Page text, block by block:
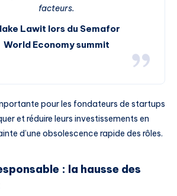
facteurs.
Lawit lors du Semafor
World Economy summit
pour les fondateurs de startups
et réduire leurs investissements en
d’une obsolescence rapide des rôles.
: la hausse des